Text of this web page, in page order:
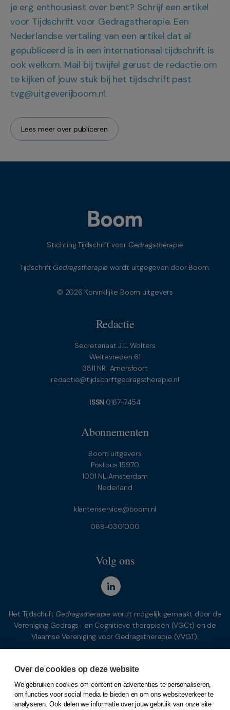
je erg enthousiast over bent? Schrijf een artikel
voor Tijdschrift voor Gedragstherapie. Een
Nederlandse vertaling van een artikel dat al
gepubliceerd is in een internationaal tijdschrift is
ook welkom. Mail bij twijfel gerust de redactie om
te kijken of jouw stuk bij het tijdschrift past
tvg@uitgeverijboom.nl.
Lees meer over publiceren
Stichting Tijdschrift voor Gedragstherapie
Tijdschrift Gedragstherapie wordt uitgegeven door Boom.
© 2026 Koninklijke Boom uitgevers
Redactie
Secretariaat J.L. Wolters
Weltevreden 61
3811 NR Amersfoort
redactie@tijdschriftgedragstherapie.nl
ISSN 0167-7454
Abonnementen
Boom uitgevers
Postbus 15970
1001 NL Amsterdam
Nederland
klantenservice@boom.nl
088-0301000
Volg ons
Het Tijdschrift Gedragstherapie wordt mogelijk gemaakt door de
Vereniging Gedrags- en Cognitieve therapieën (VGCt) en de
Vlaamse Vereniging voor Gedragstherapie (VVGT).
Over de cookies op deze website
We gebruiken cookies om content en advertenties te personaliseren,
om functies voor social media te bieden en om ons websiteverkeer te
analyseren. Ook delen we informatie over jouw gebruik van onze site